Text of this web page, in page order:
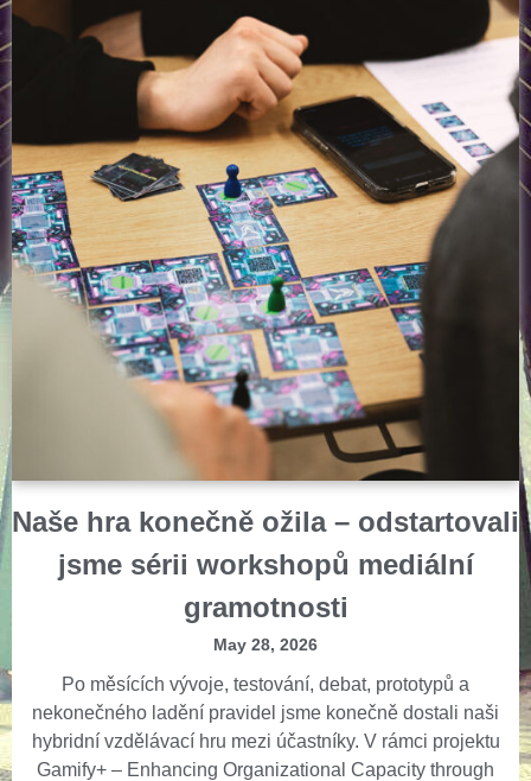
Naše hra konečně ožila – odstartovali
jsme sérii workshopů mediální
gramotnosti
May 28, 2026
Po měsících vývoje, testování, debat, prototypů a
nekonečného ladění pravidel jsme konečně dostali naši
hybridní vzdělávací hru mezi účastníky. V rámci projektu
Gamify+ – Enhancing Organizational Capacity through